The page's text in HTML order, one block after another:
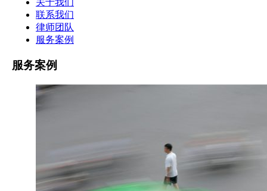
关于我们
联系我们
律师团队
服务案例
服务案例